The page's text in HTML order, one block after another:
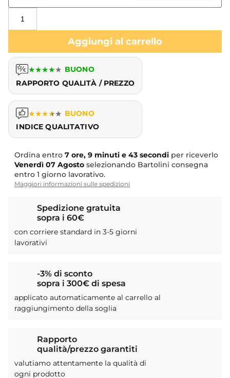
Aggiungi al carrello
★★★★★ BUONO
RAPPORTO QUALITÀ / PREZZO
★★★★★ BUONO
INDICE QUALITATIVO
Ordina entro 7 ore, 9 minuti e 42 secondi per riceverlo
Venerdì 07 Agosto selezionando Bartolini consegna
entro 1 giorno lavorativo.
Maggiori informazioni sulle spedizioni
Spedizione gratuita
sopra i 60€
con corriere standard in 3-5 giorni
lavorativi
-3% di sconto
sopra i 300€ di spesa
applicato automaticamente al carrello al
raggiungimento della soglia
Rapporto
qualità/prezzo garantiti
valutiamo attentamente la qualità di
ogni prodotto